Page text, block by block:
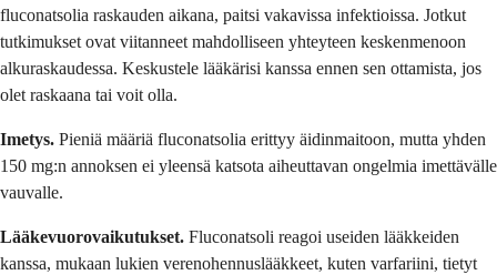
fluconatsolia raskauden aikana, paitsi vakavissa infektioissa. Jotkut
tutkimukset ovat viitanneet mahdolliseen yhteyteen keskenmenoon
alkuraskaudessa. Keskustele lääkärisi kanssa ennen sen ottamista, jos
olet raskaana tai voit olla.
Imetys. Pieniä määriä fluconatsolia erittyy äidinmaitoon, mutta yhden
150 mg:n annoksen ei yleensä katsota aiheuttavan ongelmia imettävälle
vauvalle.
Lääkevuorovaikutukset. Fluconatsoli reagoi useiden lääkkeiden
kanssa, mukaan lukien verenohennuslääkkeet, kuten varfariini, tietyt